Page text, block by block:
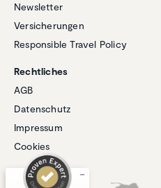
Newsletter
Versicherungen
Responsible Travel Policy
Rechtliches
AGB
Datenschutz
Impressum
Cookies
Unsere Partner
SEHR GUT
4,94
/
5,00